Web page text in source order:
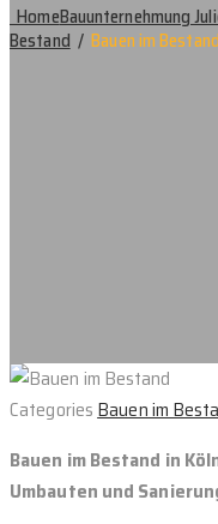
HomeBauunternehmung
Bestand /Bauen im
Categories Bauen im
Bauen im Bestand in
Umbauten und